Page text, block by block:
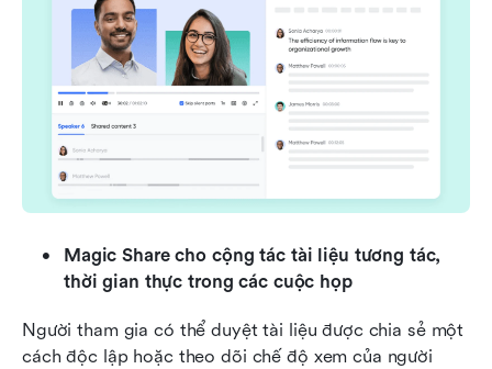
Magic Share cho cộng tác tài liệu tương tác,
thời gian thực trong các cuộc họp
Người tham gia có thể duyệt tài liệu được chia sẻ một
cách độc lập hoặc theo dõi chế độ xem của người